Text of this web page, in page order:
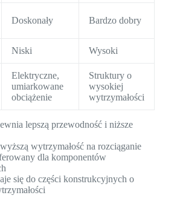
Doskonały Bardzo dobry
Niski Wysoki
Elektryczne,
umiarkowane
obciążenie
Struktury o
wysokiej
wytrzymałości
lepszą przewodność i niższe
wytrzymałość na rozciąganie
dla komponentów
się do części konstrukcyjnych o